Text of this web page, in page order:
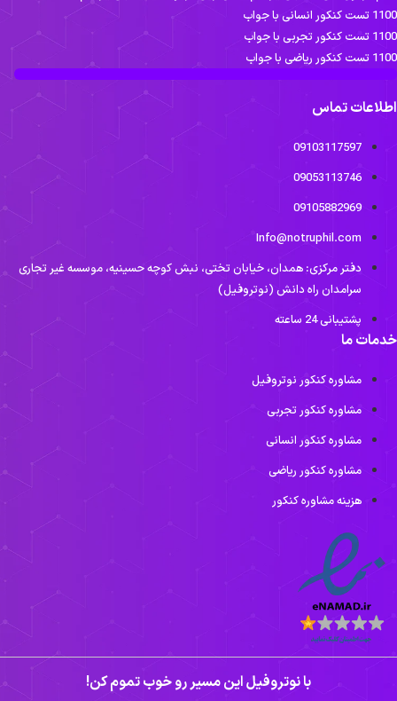
1100 تست کنکور انسانی با جواب
1100 تست کنکور تجربی با جواب
1100 تست کنکور ریاضی با جواب
اطلاعات تماس
09103117597
09053113746
09105882969
Info@notruphil.com
دفتر مرکزی: همدان، خیابان تختی، نبش کوچه حسینیه، موسسه غیر تجاری
سرامدان راه دانش (نوتروفیل)
پشتیبانی 24 ساعته
خدمات ما
مشاوره کنکور نوتروفیل
مشاوره کنکور تجربی
مشاوره کنکور انسانی
مشاوره کنکور ریاضی
هزینه مشاوره کنکور
با نوتروفیل این مسیر رو خوب تموم کن!